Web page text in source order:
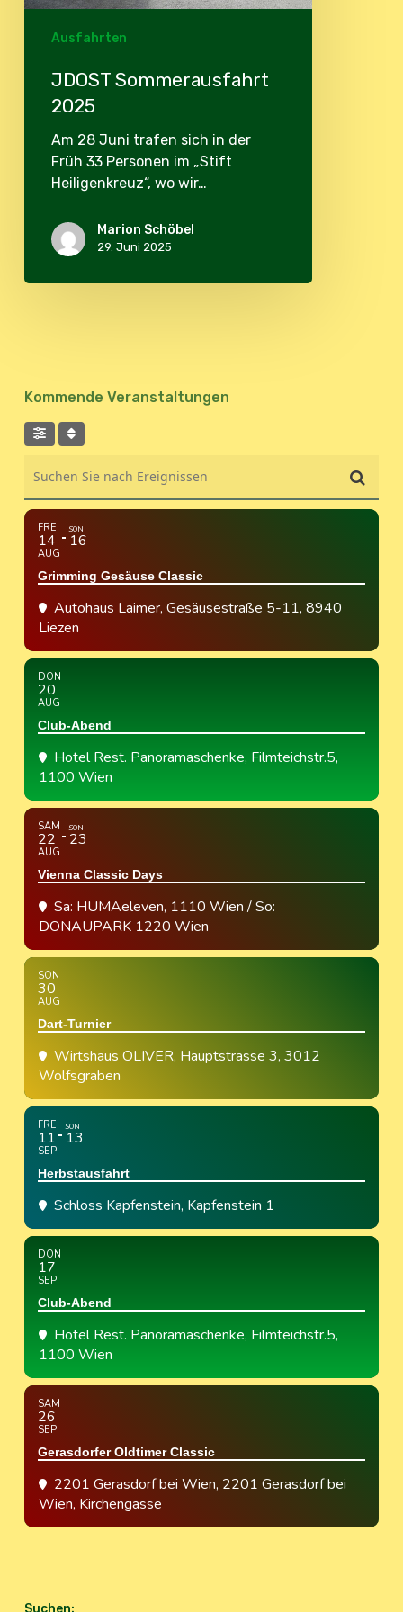
Ausfahrten
JDOST Sommerausfahrt
2025
Am 28 Juni trafen sich in der
Früh 33 Personen im „Stift
Heiligenkreuz“, wo wir…
Marion Schöbel
29. Juni 2025
Kommende Veranstaltungen
FRE
14
AUG
SON
16
Grimming Gesäuse Classic
Autohaus Laimer, Gesäusestraße 5-11, 8940
Liezen
DON
20
AUG
Club-Abend
Hotel Rest. Panoramaschenke, Filmteichstr.5,
1100 Wien
SAM
22
AUG
SON
23
Vienna Classic Days
Sa: HUMAeleven, 1110 Wien / So:
DONAUPARK 1220 Wien
SON
30
AUG
Dart-Turnier
Wirtshaus OLIVER, Hauptstrasse 3, 3012
Wolfsgraben
FRE
11
SEP
SON
13
Herbstausfahrt
Schloss Kapfenstein, Kapfenstein 1
DON
17
SEP
Club-Abend
Hotel Rest. Panoramaschenke, Filmteichstr.5,
1100 Wien
SAM
26
SEP
Gerasdorfer Oldtimer Classic
2201 Gerasdorf bei Wien, 2201 Gerasdorf bei
Wien, Kirchengasse
Suchen: